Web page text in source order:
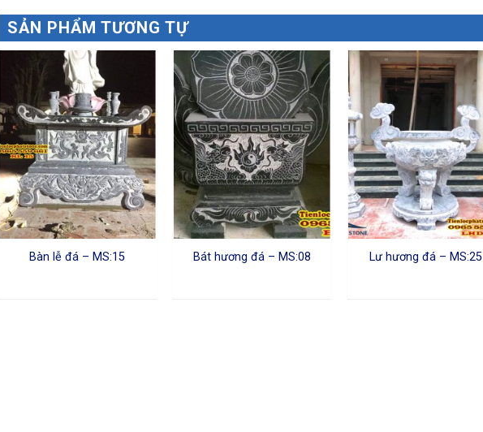
SẢN PHẨM TƯƠNG TỰ
Bàn lễ đá – MS:15 Bát hương đá – MS:08 Lư hương đá – MS:25